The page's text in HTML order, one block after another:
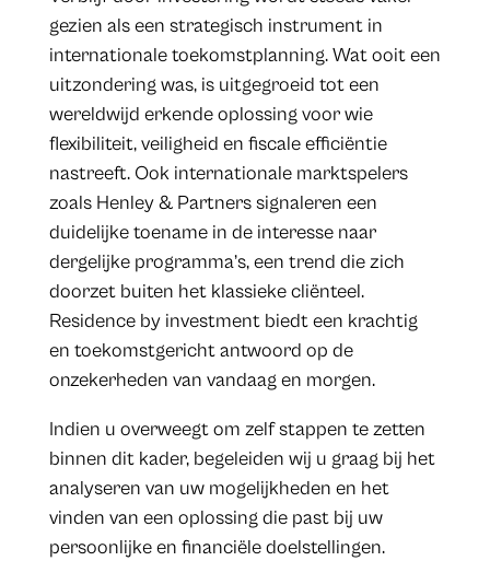
gezien als een strategisch instrument in
internationale toekomstplanning. Wat ooit een
uitzondering was, is uitgegroeid tot een
wereldwijd erkende oplossing voor wie
flexibiliteit, veiligheid en fiscale efficiëntie
nastreeft. Ook internationale marktspelers
zoals Henley & Partners signaleren een
duidelijke toename in de interesse naar
dergelijke programma’s, een trend die zich
doorzet buiten het klassieke cliënteel.
Residence by investment biedt een krachtig
en toekomstgericht antwoord op de
onzekerheden van vandaag en morgen.
Indien u overweegt om zelf stappen te zetten
binnen dit kader, begeleiden wij u graag bij het
analyseren van uw mogelijkheden en het
vinden van een oplossing die past bij uw
persoonlijke en financiële doelstellingen.